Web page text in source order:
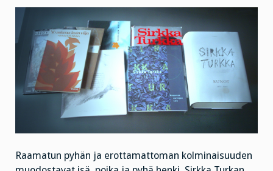
Raamatun pyhän ja erottamattoman kolminaisuuden